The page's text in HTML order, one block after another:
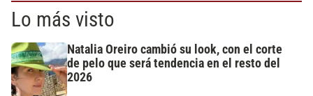
Lo más visto
Natalia Oreiro cambió su look, con el corte
de pelo que será tendencia en el resto del
2026